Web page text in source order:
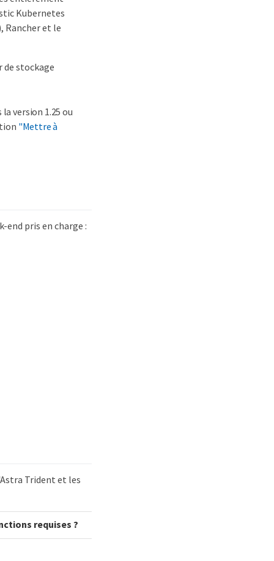
Kubernetes
Rancher et le
de stockage
version 1.25 ou
"Mettre à
end pris en charge :
Trident et les
requises ?